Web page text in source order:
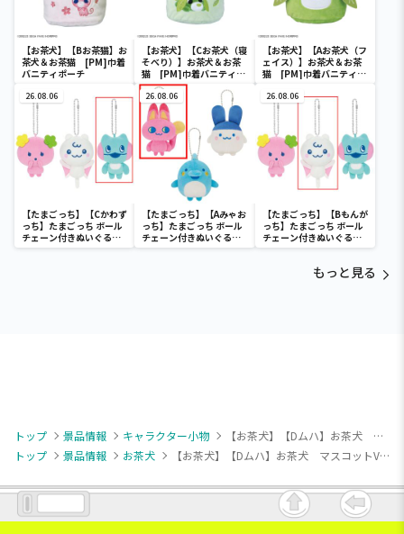
【お茶犬】【Bお茶猫】お
茶犬＆お茶猫 [PM]巾着
バニティポーチ
【お茶犬】【Cお茶犬（寝
そべり）】お茶犬＆お茶
猫 [PM]巾着バニティポ
ーチ
【お茶犬】【Aお茶犬（フ
ェイス）】お茶犬＆お茶
猫 [PM]巾着バニティポ
26.08.06
【たまごっち】【Cかわず
っち】たまごっち ボール
チェーン付きぬいぐるみ
～Tamagotchi
26.08.06
【たまごっち】【Aみゃお
っち】たまごっち ボール
チェーン付きぬいぐるみ
～Tamagotchi
26.08.06
【たまごっち】【Bもんが
っち】たまごっち ボール
チェーン付きぬいぐるみ
～Tamagotchi
もっと見る
トップ 景品情報 キャラクター小物
【お茶犬】【Dムハ】お茶犬 マスコットVol.2（EX）
トップ
景品情報 お茶犬 【お茶犬】【Dムハ】お茶犬 マスコットVol.2（EX）